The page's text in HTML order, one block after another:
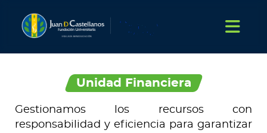
Unidad Financiera
Gestionamos los recursos con
responsabilidad y eficiencia para garantizar